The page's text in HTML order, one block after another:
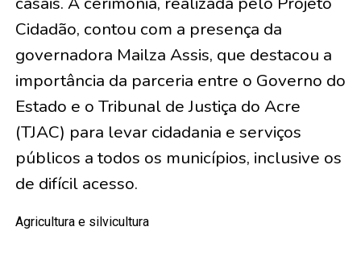
Cidadão, contou com a presença da
governadora Mailza Assis, que destacou a
importância da parceria entre o Governo do
Estado e o Tribunal de Justiça do Acre
(TJAC) para levar cidadania e serviços
públicos a todos os municípios, inclusive os
de difícil acesso.
Agricultura e silvicultura